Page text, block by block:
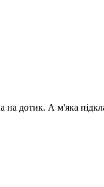
дотик. А м'яка